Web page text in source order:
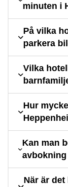
minuten i
På vilka
parkera
Vilka
Hur
Kan man
När är